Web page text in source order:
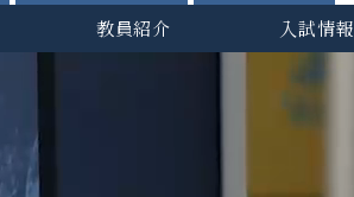
教員紹介 入試情報